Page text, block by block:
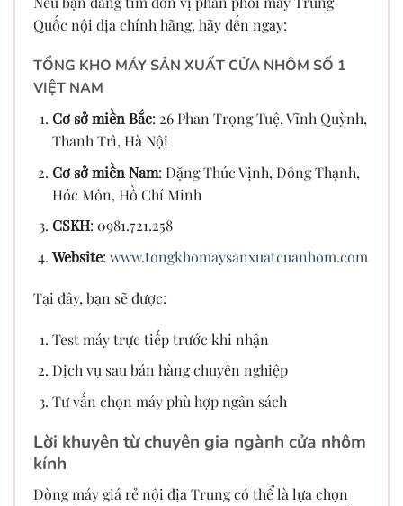
Quốc nội địa chính hãng, hãy đến ngay:
TỔNG KHO MÁY SẢN XUẤT CỬA NHÔM SỐ 1
VIỆT NAM
Cơ sở miền Bắc: 26 Phan Trọng Tuệ, Vĩnh Quỳnh,
Thanh Trì, Hà Nội
Cơ sở miền Nam: Đặng Thúc Vịnh, Đông Thạnh,
Hóc Môn, Hồ Chí Minh
CSKH: 0981.721.258
Website: www.tongkhomaysanxuatcuanhom.com
Tại đây, bạn sẽ được:
Test máy trực tiếp trước khi nhận
Dịch vụ sau bán hàng chuyên nghiệp
Tư vấn chọn máy phù hợp ngân sách
Lời khuyên từ chuyên gia ngành cửa nhôm
kính
Dòng máy giá rẻ nội địa Trung có thể là lựa chọn